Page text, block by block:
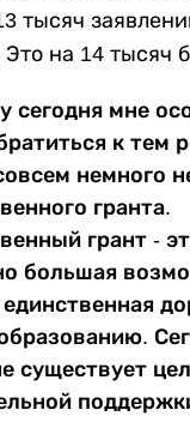
тысяч
на 14 тысяч
сегодня мне
к тем
немного
гранта.
грант -
большая
существует